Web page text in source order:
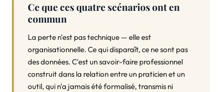
Ce que ces quatre scénarios ont en
commun
La perte n'est pas technique — elle est
organisationnelle. Ce qui disparaît, ce ne sont pas
des données. C'est un savoir-faire professionnel
construit dans la relation entre un praticien et un
outil, qui n'a jamais été formalisé, transmis ni